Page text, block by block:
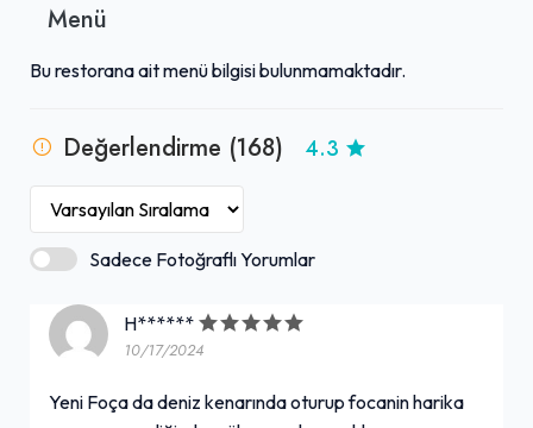
kenarı deneyiminin vazgeçilmez duraklarından biridir.
Öğle yemeği servisi
Tuvalet mevcut
Kahve servisi
+ Daha Fazla (1)
Menü
Bu restorana ait menü bilgisi bulunmamaktadır.
Değerlendirme (168) 4.3
Sadece Fotoğraflı Yorumlar
H******
10/17/2024
Yeni Foça da deniz kenarında oturup focanin harika